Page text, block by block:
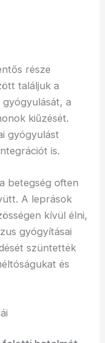
része
találjuk a
a
kiűzését.
gyógyulást
is.
betegség often
A leprások
kívül élni,
gyógyításai
szüntették
és